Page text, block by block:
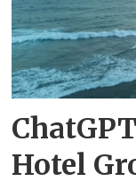
Hotel